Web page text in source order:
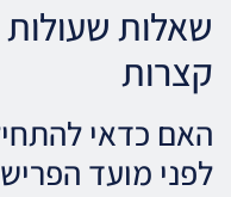
שאלות
קצרות
האם כדאי
לפני מועד